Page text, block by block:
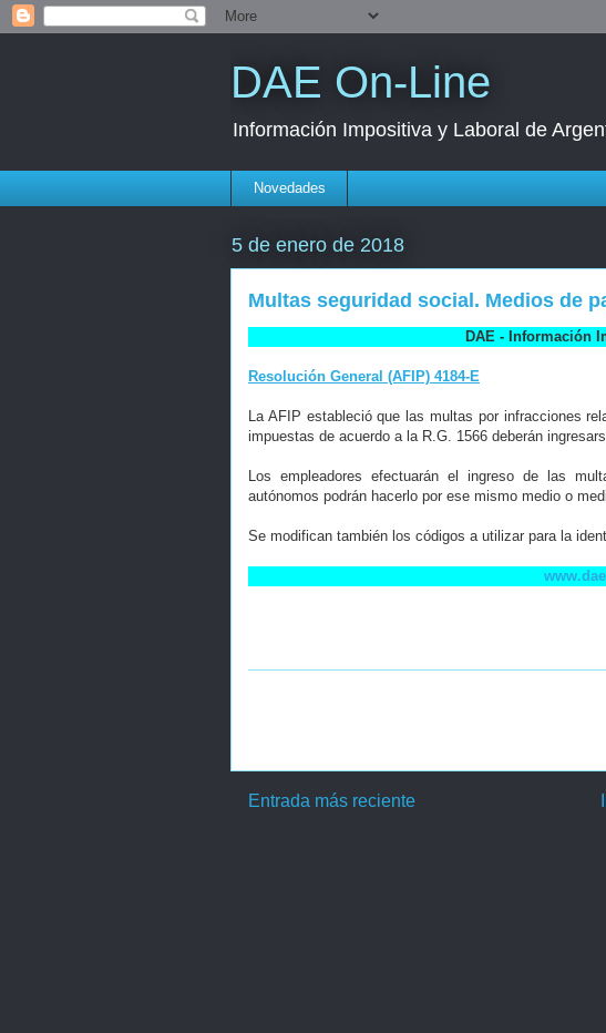
DAE On-Line
Información Impositiva y Laboral de
Novedades
5 de enero de 2018
Multas seguridad social. Medios de
DAE - Información
Resolución General (AFIP) 4184-E
La AFIP estableció que las multas por infracciones
impuestas de acuerdo a la R.G. 1566 deberán
Los empleadores efectuarán el ingreso de las
autónomos podrán hacerlo por ese mismo medio o
Se modifican también los códigos a utilizar para la
Entrada más reciente